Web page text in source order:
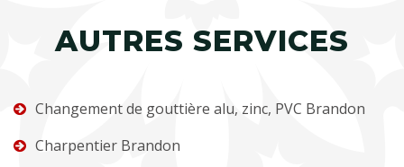
AUTRES SERVICES
Changement de gouttière alu, zinc, PVC Brandon
Charpentier Brandon